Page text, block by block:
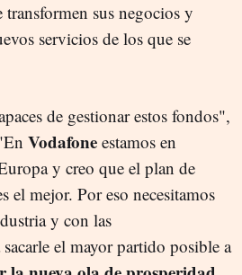
sus negocios y
servicios de los que se
de gestionar estos fondos",
Vodafone estamos en
y creo que el plan de
el mejor. Por eso necesitamos
y con las
el mayor partido posible a